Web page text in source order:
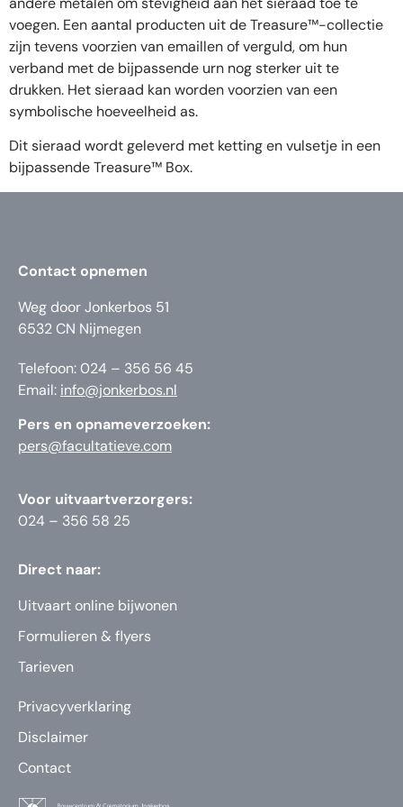
voegen. Een aantal producten uit de Treasure™-collectie
zijn tevens voorzien van emaillen of verguld, om hun
verband met de bijpassende urn nog sterker uit te
drukken. Het sieraad kan worden voorzien van een
symbolische hoeveelheid as.
Dit sieraad wordt geleverd met ketting en vulsetje in een
bijpassende Treasure™ Box.
Contact opnemen
Weg door Jonkerbos 51
6532 CN Nijmegen
Telefoon: 024 – 356 56 45
Email: info@jonkerbos.nl
Pers en opnameverzoeken:
pers@facultatieve.com
Voor uitvaartverzorgers:
024 – 356 58 25
Direct naar:
Uitvaart online bijwonen
Formulieren & flyers
Tarieven
Privacyverklaring
Disclaimer
Contact